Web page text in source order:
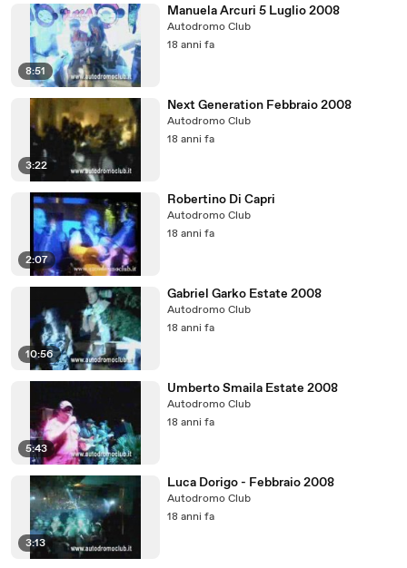
8:51
Manuela Arcuri 5 Luglio 2008
Autodromo Club
18 anni fa
3:22
Next Generation Febbraio 2008
Autodromo Club
18 anni fa
2:07
Robertino Di Capri
Autodromo Club
18 anni fa
10:56
Gabriel Garko Estate 2008
Autodromo Club
18 anni fa
5:43
Umberto Smaila Estate 2008
Autodromo Club
18 anni fa
3:13
Luca Dorigo - Febbraio 2008
Autodromo Club
18 anni fa